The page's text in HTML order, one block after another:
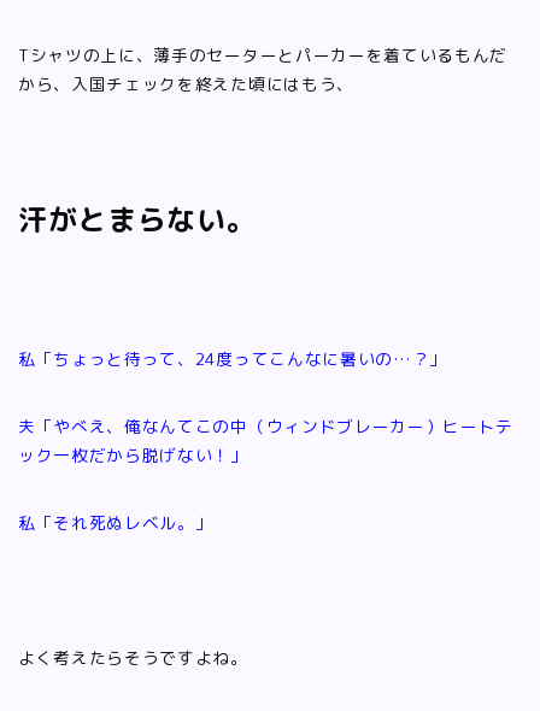
Tシャツの上に、薄手のセーターとパーカーを着ているもんだ
から、入国チェックを終えた頃にはもう、
汗がとまらない。
私「ちょっと待って、24度ってこんなに暑いの…？」
夫「やべえ、俺なんてこの中（ウィンドブレーカー）ヒートテ
ック一枚だから脱げない！」
私「それ死ぬレベル。」
よく考えたらそうですよね。